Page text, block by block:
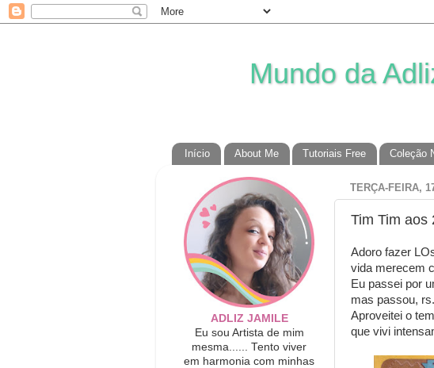
Mundo da
Início About Me Tutoriais Free Coleção
TERÇA-FEIRA,
Tim Tim aos
Adoro fazer
vida merecem
Eu passei por
mas passou,
Aproveitei o
que vivi
ADLIZ JAMILE
Eu sou Artista de mim
mesma...... Tento viver
em harmonia com minhas